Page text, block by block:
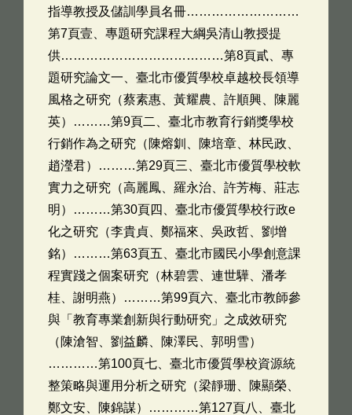
指導教授及儲訓學員名冊………………………
第7頁壹、專題研究課程大綱吳清山教授提
供…………………………………第8頁貳、專
題研究論文一、臺北市優質學校卓越校長領導
風格之研究（蔡素惠、黃耀農、許順興、陳麗
英）………第9頁二、臺北市教育行銷獎學校
行銷作為之研究（陳熔釧、陳培章、林民政、
趙瀅君）………第29頁三、臺北市優質學校軟
實力之研究（高麗鳳、羅永治、許芳梅、莊志
明）………第30頁四、臺北市優質學校行政e
化之研究（李貴貞、鄭福來、吳政哲、劉增
銘）………第63頁五、臺北市國民小學創意課
程實踐之個案研究（林碧雲、連世驊、潘孝
桂、謝明燕）………第99頁六、臺北市教師參
與「教育專業創新與行動研究」之成效研究
（陳滄智、劉益麟、陳澤民、郭明雪）
…………第100頁七、臺北市優質學校資源統
整策略與運用分析之研究（梁靜珊、陳顯榮、
鄭文安、陳錦謀）…………第127頁八、臺北